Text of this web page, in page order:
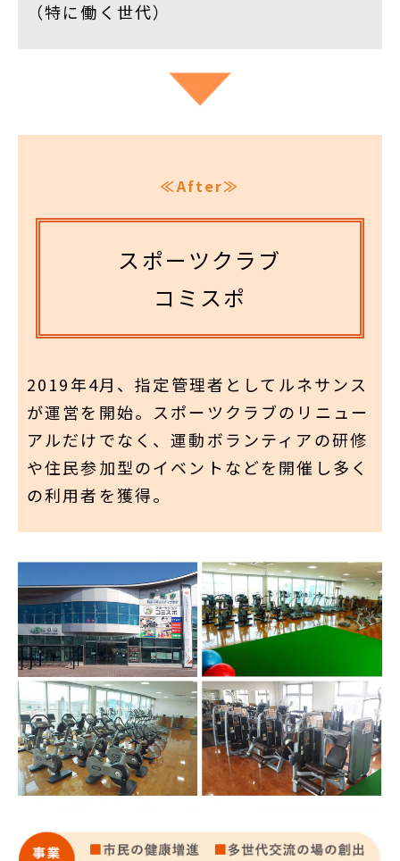
（特に働く世代）
≪After≫
スポーツクラブ
コミスポ
2019年4月、指定管理者としてルネサンス
が運営を開始。スポーツクラブのリニュー
アルだけでなく、運動ボランティアの研修
や住民参加型のイベントなどを開催し多く
の利用者を獲得。